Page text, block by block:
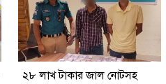
২৮ লাখ টাকার জাল নোটসহ